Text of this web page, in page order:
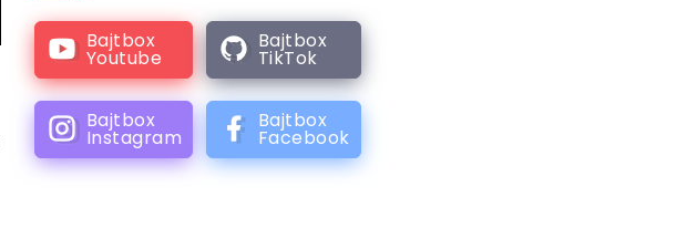
Bajtbox
Youtube
Bajtbox
TikTok
Bajtbox
Instagram
Bajtbox
Facebook